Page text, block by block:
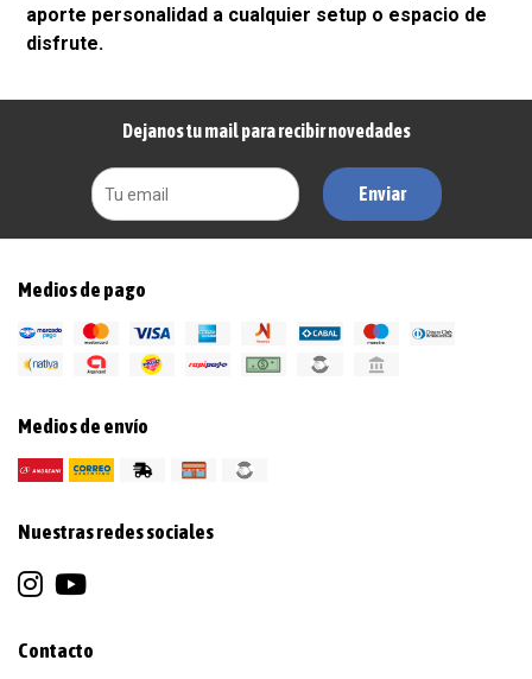
aporte personalidad a cualquier setup o espacio de
disfrute.
Dejanos tu mail para recibir novedades
Enviar
Medios de pago
Medios de envío
Nuestras redes sociales
Contacto